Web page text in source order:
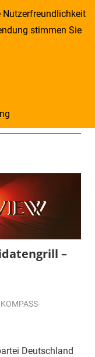
–
KOMPASS-
Deutschland
Nutzerfreundlichkeit
stimmen Sie